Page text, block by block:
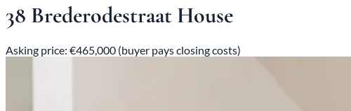
38 Brederodestraat House
Asking price: €465,000 (buyer pays closing costs)